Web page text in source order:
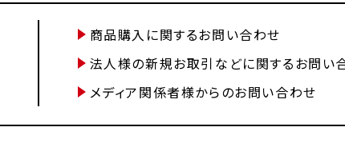
商品購入に関するお問い合わせ
法人様の新規お取引などに関するお問い
メディア関係者様からのお問い合わせ